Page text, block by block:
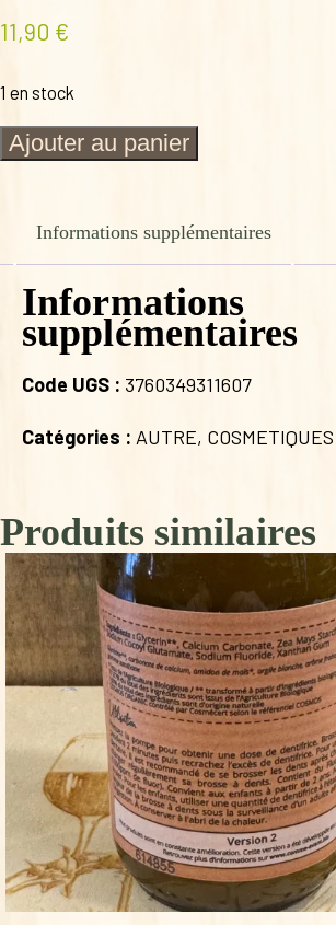
11,90 €
1 en stock
quantité
de
MONOI
Ajouter au panier
Informations supplémentaires
Informations
supplémentaires
Code UGS : 3760349311607
Catégories : AUTRE, COSMETIQUES
Produits similaires